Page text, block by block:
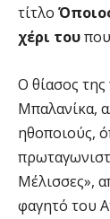
τίτλο
χέρι του
Ο θίασος
Μπαλανίκα,
ηθοποιούς,
Μέλισσες»,
φαγητό του